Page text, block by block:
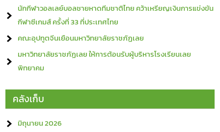
นักกีฬาวอลเลย์บอลชายหาดทีมชาติไทย คว้าเหรียญเงินการแข่งขัน
กีฬาซีเกมส์ ครั้งที่ 33 ที่ประเทศไทย
คณะอุปทูตจีนเยือนมหาวิทยาลัยราชภัฏเลย
มหาวิทยาลัยราชภัฏเลย ให้การต้อนรับผู้บริหารโรงเรียนเลย
พิทยาคม
คลังเก็บ
มิถุนายน 2026